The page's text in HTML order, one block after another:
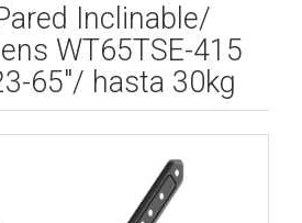
Inclinable/
WT65TSE-415
65"/ hasta 30kg